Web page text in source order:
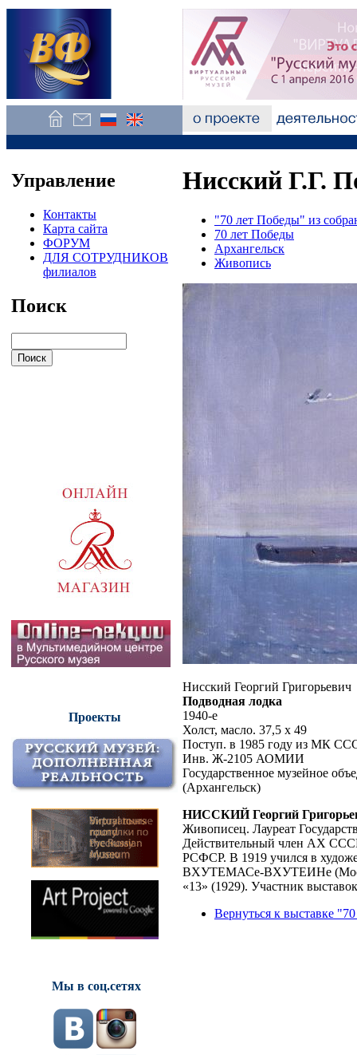
Управление
Контакты
Карта сайта
ФОРУМ
ДЛЯ СОТРУДНИКОВ
филиалов
Поиск
Проекты
Мы в соц.сетях
Нисский Г.Г.
"70 лет Победы" из
70 лет Победы
Архангельск
Живопись
Нисский Георгий Григорьевич
Подводная лодка
1940-е
Холст, масло. 37,5 х 49
Поступ. в 1985 году из МК
Инв. Ж-2105 АОМИИ
Государственное музейное
(Архангельск)
НИССКИЙ Георгий
Живописец. Лауреат
Действительный член АХ
РСФСР. В 1919 учился в
ВХУТЕМАСе-ВХУТЕИНе
«13» (1929). Участник
Вернуться к выставке